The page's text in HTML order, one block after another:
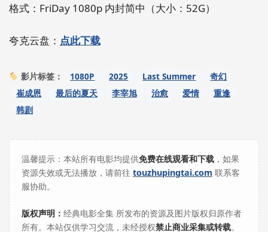
格式：FriDay 1080p 内封简中（大小：52G）
夸克云盘： 点此下载
影片标签： 1080P 2025 Last Summer
奇幻
崔成恩
最后的夏天 李宰旭 治愈 爱情
重逢
韩剧
温馨提示：本站所有电影均提供免费在线观看和下载 ，如果
资源失效或无法播放，请前往 touzhupingtai.com 联系客
服协助。
版权声明： 经典电影全集 所发布的资源及图片版权归原作者
所有。本站仅供学习交流，未经授权禁止商业采集或转载。